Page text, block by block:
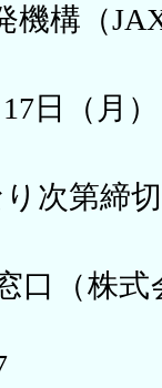
機構（
日（月
次第締
口（株